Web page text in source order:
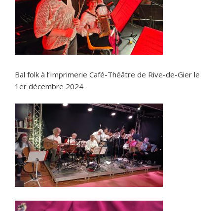
Bal folk à l’Imprimerie Café-Théâtre de Rive-de-Gier le
1er décembre 2024